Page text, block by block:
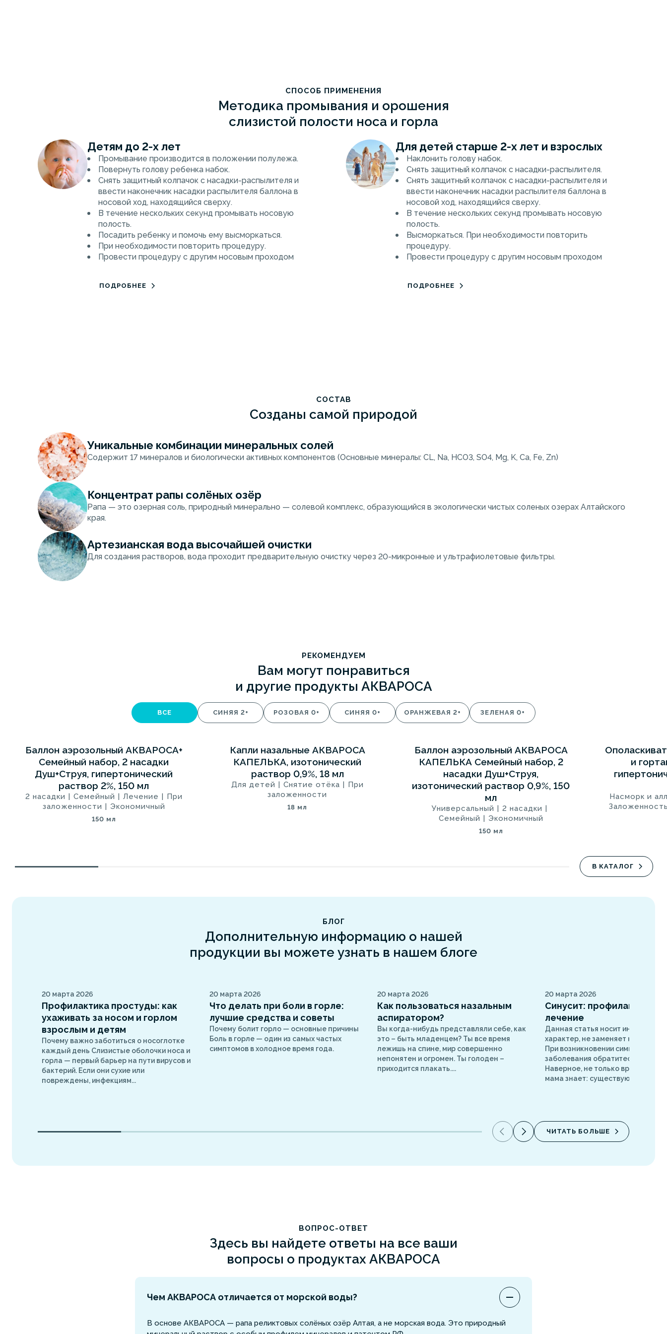
СПОСОБ ПРИМЕНЕНИЯ
Методика промывания и орошения
слизистой полости носа и горла
Детям до 2-х лет
Промывание производится в положении полулежа.
Повернуть голову ребенка набок.
Снять защитный колпачок с насадки-распылителя и
ввести наконечник насадки распылителя баллона в
носовой ход, находящийся сверху.
В течение нескольких секунд промывать носовую
полость.
Посадить ребенку и помочь ему высморкаться.
При необходимости повторить процедуру.
Провести процедуру с другим носовым проходом
ПОДРОБНЕЕ
Для детей старше 2-х лет и взрослых
Наклонить голову набок.
Снять защитный колпачок с насадки-распылителя.
Снять защитный колпачок с насадки-распылителя и
ввести наконечник насадки распылителя баллона в
носовой ход, находящийся сверху.
В течение нескольких секунд промывать носовую
полость.
Высморкаться. При необходимости повторить
процедуру.
Провести процедуру с другим носовым проходом
ПОДРОБНЕЕ
СОСТАВ
Созданы самой природой
Уникальные комбинации минеральных солей
Содержит 17 минералов и биологически активных компонентов (Основные минералы: CL, Na, HCO3, SO4, Mg, K, Ca, Fe, Zn)
Концентрат рапы солёных озёр
Рапа — это озерная соль, природный минерально — солевой комплекс, образующийся в экологически чистых соленых озерах Алтайского
края.
Артезианская вода высочайшей очистки
Для создания растворов, вода проходит предварительную очистку через 20-микронные и ультрафиолетовые фильтры.
РЕКОМЕНДУЕМ
Вам могут понравиться
и другие продукты АКВАРОСА
ВСЕ СИНЯЯ 2+ РОЗОВАЯ 0+ СИНЯЯ 0+ ОРАНЖЕВАЯ 2+ ЗЕЛЕНАЯ 0+
СИНЯЯ 2+
5
Баллон аэрозольный АКВАРОСА+
Семейный набор, 2 насадки
Душ+Струя, гипертонический
раствор 2%, 150 мл
2 насадки | Семейный | Лечение | При
заложенности | Экономичный
150 мл
РОЗОВАЯ 0+
5
Капли назальные АКВАРОСА
КАПЕЛЬКА, изотонический
раствор 0,9%, 18 мл
Для детей | Снятие отёка | При
заложенности
18 мл
СИНЯЯ 0+
5
Баллон аэрозольный АКВАРОСА
КАПЕЛЬКА Семейный набор, 2
насадки Душ+Струя,
изотонический раствор 0,9%, 150
мл
Универсальный | 2 насадки |
Семейный | Экономичный
150 мл
5
и
Насморк и
В КАТАЛОГ
БЛОГ
Дополнительную информацию о нашей
продукции вы можете узнать в нашем блоге
20 марта 2026
Профилактика простуды: как
ухаживать за носом и горлом
взрослым и детям
Почему важно заботиться о носоглотке
каждый день Слизистые оболочки носа и
горла — первый барьер на пути вирусов и
бактерий. Если они сухие или
повреждены, инфекциям...
20 марта 2026
Что делать при боли в горле:
лучшие средства и советы
Почему болит горло — основные причины
Боль в горле — один из самых частых
симптомов в холодное время года.
20 марта 2026
Как пользоваться назальным
аспиратором?
Вы когда-нибудь представляли себе, как
это – быть младенцем? Ты все время
лежишь на спине, мир совершенно
непонятен и огромен. Ты голоден –
приходится плакать....
20 марта 2026
Синусит: профилактика и
лечение
Данная статья носит
характер, не заменяет
При возникновении симптомов
заболевания обратитесь к
Наверное, не только врачи, но
мама знает: существуют
ЧИТАТЬ БОЛЬШЕ
ВОПРОС-ОТВЕТ
Здесь вы найдете ответы на все ваши
вопросы о продуктах АКВАРОСА
Чем АКВАРОСА отличается от морской воды?
В основе АКВАРОСА — рапа реликтовых солёных озёр Алтая, а не морская вода. Это природный